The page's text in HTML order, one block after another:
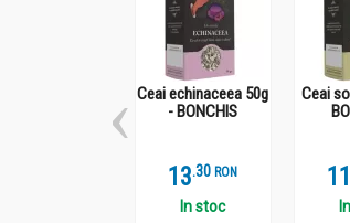
mucilagii, taninuri sau
Consumul regulat de
preparat, bine tolerate
Ceai echinaceea 50g
- BONCHIS
13.3 RON
In stoc
Ceai
11